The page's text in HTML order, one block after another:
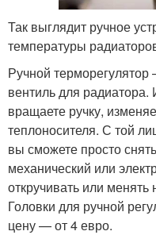
Так выглядит ручное
температуры
Ручной
вентиль для
вращаете ручку,
теплоносителя. С той
вы сможете просто
механический или
откручивать или
Головки для ручной
цену — от 4 евро.